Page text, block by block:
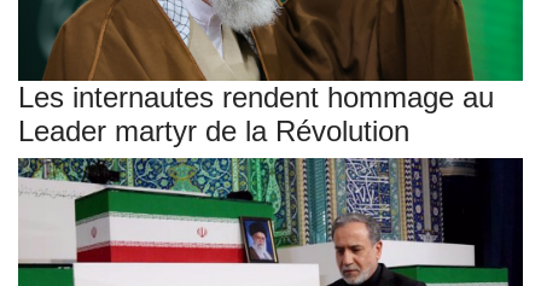
Les internautes rendent hommage au
Leader martyr de la Révolution